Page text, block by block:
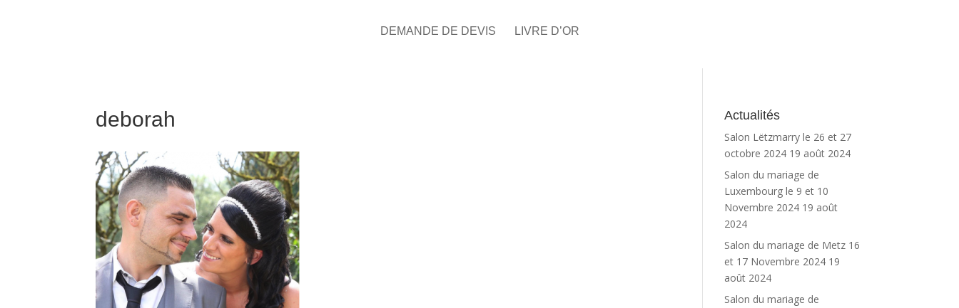
DEMANDE DE DEVIS LIVRE D’OR
deborah Actualités
Salon Lëtzmarry le 26 et 27
octobre 2024 19 août 2024
Salon du mariage de
Luxembourg le 9 et 10
Novembre 2024 19 août
2024
Salon du mariage de Metz 16
et 17 Novembre 2024 19
août 2024
Salon du mariage de